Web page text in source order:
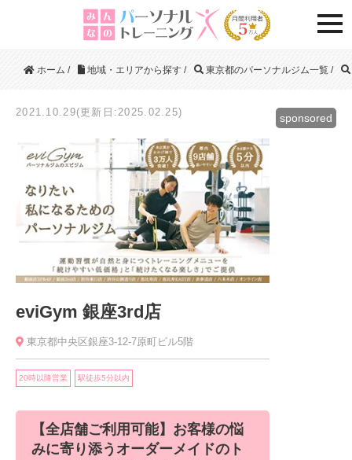
ホーム / 地域・エリアから探す / 東京都のパーソナルジム一覧 /
sponsored
2021.10.29(更新日:2025.02.25)
eviGym 銀座3rd店
東京都中央区銀座3-12-7原町ビル5階
20時以降営業 駅徒歩5分以内
【全店舗ご利用可能】お客様の悩
みに寄り添うオーダーメイドのト